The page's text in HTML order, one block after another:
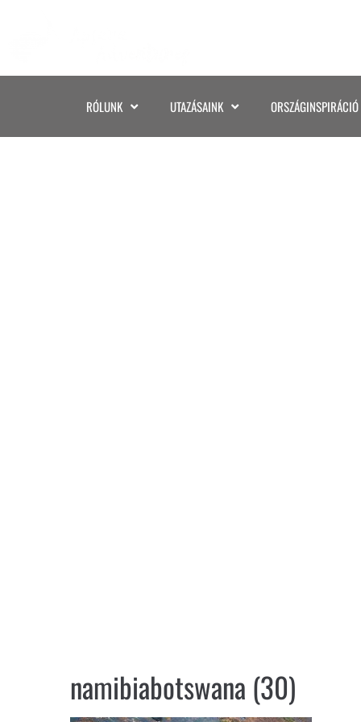
RÓLUNK UTAZÁSAINK ORSZÁGINSPIRÁCIÓ
namibiabotswana (30)